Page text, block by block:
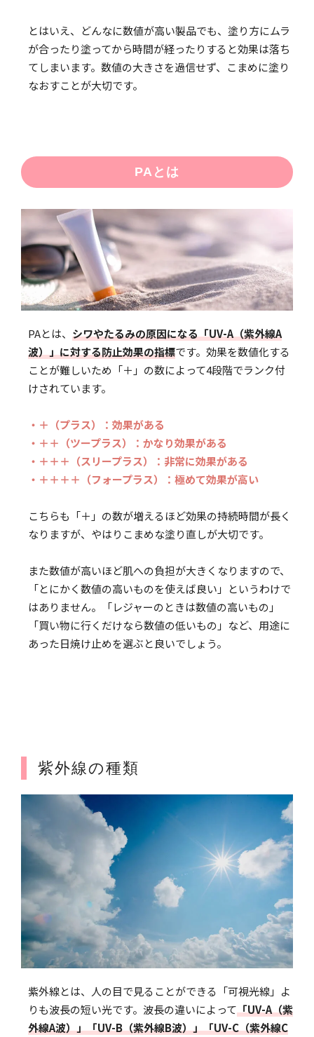
とはいえ、どんなに数値が高い製品でも、塗り方にムラ
が合ったり塗ってから時間が経ったりすると効果は落ち
てしまいます。数値の大きさを過信せず、こまめに塗り
なおすことが大切です。
PAとは
PAとは、 シワやたるみの原因になる「UV-A（紫外線A
波）」に対する防止効果の指標です。効果を数値化する
ことが難しいため「＋」の数によって4段階でランク付
けされています。
・＋（プラス）：効果がある
・＋＋（ツープラス）：かなり効果がある
・＋＋＋（スリープラス）：非常に効果がある
・＋＋＋＋（フォープラス）：極めて効果が高い
こちらも「＋」の数が増えるほど効果の持続時間が長く
なりますが、やはりこまめな塗り直しが大切です。
また数値が高いほど肌への負担が大きくなりますので、
「とにかく数値の高いものを使えば良い」というわけで
はありません。「レジャーのときは数値の高いもの」
「買い物に行くだけなら数値の低いもの」など、用途に
あった日焼け止めを選ぶと良いでしょう。
紫外線の種類
紫外線とは、人の目で見ることができる「可視光線」よ
りも波長の短い光です。波長の違いによって「UV-A（紫
外線A波）」「UV-B（紫外線B波）」「UV-C（紫外線C